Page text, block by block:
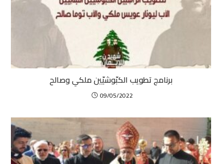
برنامج تطويب الكبّوشيّين ملكي وصالح
09/05/2022